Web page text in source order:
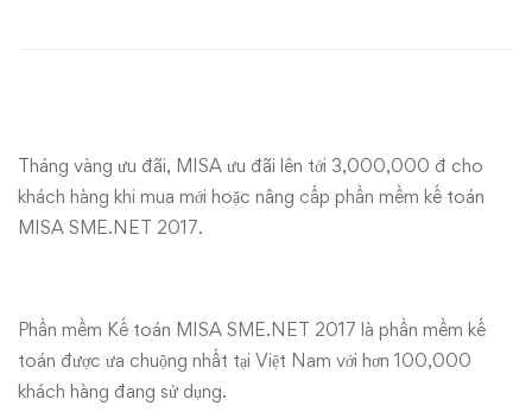
toán
Misa
mức
giá
Tháng vàng ưu đãi, MISA ưu đãi lên tới 3,000,000 đ cho
khách hàng khi mua mới hoặc nâng cấp phần mềm kế toán
MISA SME.NET 2017.
Phần mềm Kế toán MISA SME.NET 2017 là phần mềm kế
toán được ưa chuộng nhất tại Việt Nam với hơn 100,000
khách hàng đang sử dụng.